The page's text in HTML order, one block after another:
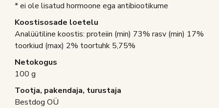
* ei ole lisatud hormoone ega antibiootikume
Koostisosade loetelu
Analüütiline koostis: proteiin (min) 73% rasv (min) 17%
toorkiud (max) 2% toortuhk 5,75%
Netokogus
100 g
Tootja, pakendaja, turustaja
Bestdog OÜ